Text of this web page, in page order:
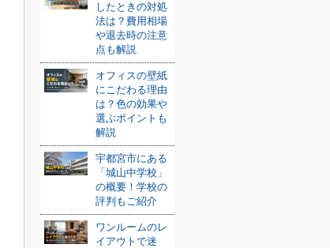
したときの対処
法は？費用相場
や退去時の注意
点も解説
オフィスの壁紙
にこだわる理由
は？色の効果や
選ぶポイントも
解説
宇都宮市にある
「城山中学校」
の概要！学校の
評判もご紹介
ワンルームのレ
イアウトで迷